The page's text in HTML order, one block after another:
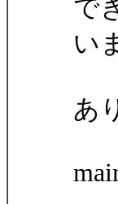
で
い
あ